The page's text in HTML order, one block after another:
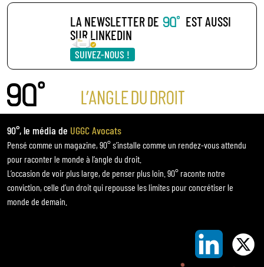
LA NEWSLETTER DE
EST AUSSI
SUR LINKEDIN
SUIVEZ-NOUS !
90°, le média de UGGC Avocats
Pensé comme un magazine, 90° s’installe comme un rendez-vous attendu
pour raconter le monde à l’angle du droit.
L’occasion de voir plus large, de penser plus loin. 90° raconte notre
conviction, celle d’un droit qui repousse les limites pour concrétiser le
monde de demain.